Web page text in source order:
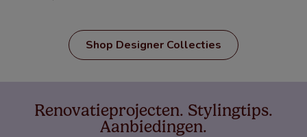
Shop Designer Collecties
Renovatieprojecten. Stylingtips.
Aanbiedingen.